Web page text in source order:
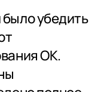
убедить
ОК.